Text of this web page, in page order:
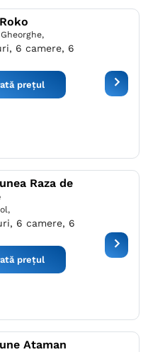
6 camere, 6
prețul
Raza de
6 camere, 6
prețul
Ataman